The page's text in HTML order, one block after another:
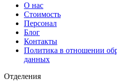
О нас
Стоимость
Персонал
Блог
Контакты
Политика в отношении
данных
Отделения